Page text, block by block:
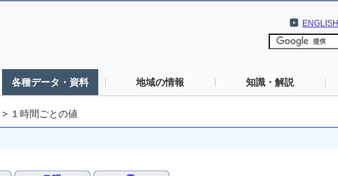
ENGLISH
各種データ・資料 地域の情報 知識・解説
> １時間ごとの値